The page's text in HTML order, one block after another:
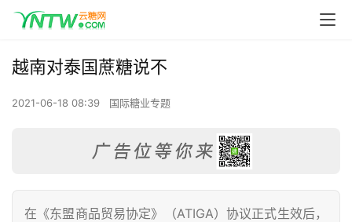
越南对泰国蔗糖说不
2021-06-18 08:39 国际糖业专题
在《东盟商品贸易协定》（ATIGA）协议正式生效后，